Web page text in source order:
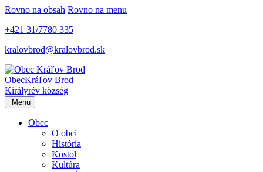
Rovno na obsah Rovno na menu
+421 31/7780 335
kralovbrod@kralovbrod.sk
ObecKráľov Brod
Királyrév község
Menu
Obec
O obci
História
Kostol
Kultúra